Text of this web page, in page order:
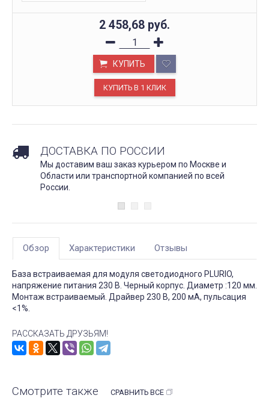
2 458,68 руб.
КУПИТЬ
ДОСТАВКА ПО РОССИИ
Мы доставим ваш заказ курьером по Москве и
Области или транспортной компанией по всей
России.
Обзор Характеристики Отзывы
База встраиваемая для модуля светодиодного PLURIO,
напряжение питания 230 В. Черный корпус. Диаметр :120 мм.
Монтаж встраиваемый. Драйвер 230 В, 200 мА, пульсация
<1%.
РАССКАЗАТЬ ДРУЗЬЯМ!
Смотрите также СРАВНИТЬ ВСЕ